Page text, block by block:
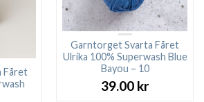
Fåret
Garntorget Svarta Fåret
Ulrika 100% Superwash Blue
Bayou – 10
39.00 kr